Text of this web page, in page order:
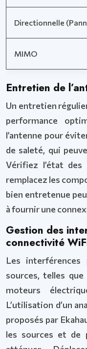
Directionnelle
MIMO
Entretien de
Un entretien
performance
l’antenne pour
de saleté, qui
Vérifiez l’état
remplacez les
bien entretenue
à fournir une
Gestion des
connectivité
Les interférences
sources, telles
moteurs
L’utilisation d’un
proposés par
les sources et de